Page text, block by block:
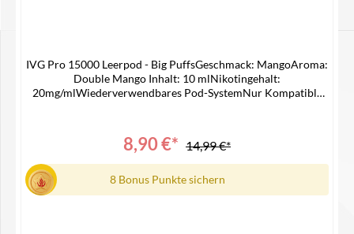
IVG Pro 15000 Leerpod - Big PuffsGeschmack: MangoAroma:
Double Mango Inhalt: 10 mlNikotingehalt:
20mg/mlWiederverwendbares Pod-SystemNur Kompatible
8,90 €* 14,99 €*
8 Bonus Punkte sichern